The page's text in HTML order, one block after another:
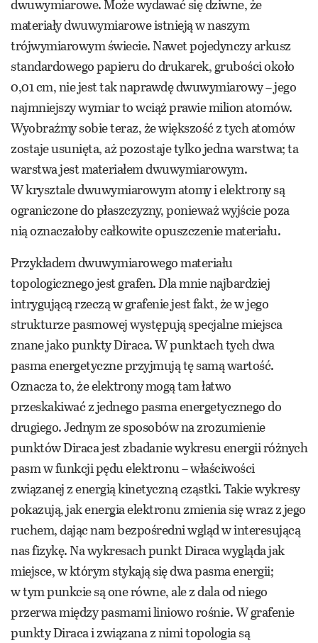
dwuwymiarowe. Może wydawać się dziwne, że
materiały dwuwymiarowe istnieją w naszym
trójwymiarowym świecie. Nawet pojedynczy arkusz
standardowego papieru do drukarek, grubości około
0,01 cm, nie jest tak naprawdę dwuwymiarowy – jego
najmniejszy wymiar to wciąż prawie milion atomów.
Wyobraźmy sobie teraz, że większość z tych atomów
zostaje usunięta, aż pozostaje tylko jedna warstwa; ta
warstwa jest materiałem dwuwymiarowym.
W krysztale dwuwymiarowym atomy i elektrony są
ograniczone do płaszczyzny, ponieważ wyjście poza
nią oznaczałoby całkowite opuszczenie materiału.
Przykładem dwuwymiarowego materiału
topologicznego jest grafen. Dla mnie najbardziej
intrygującą rzeczą w grafenie jest fakt, że w jego
strukturze pasmowej występują specjalne miejsca
znane jako punkty Diraca. W punktach tych dwa
pasma energetyczne przyjmują tę samą wartość.
Oznacza to, że elektrony mogą tam łatwo
przeskakiwać z jednego pasma energetycznego do
drugiego. Jednym ze sposobów na zrozumienie
punktów Diraca jest zbadanie wykresu energii różnych
pasm w funkcji pędu elektronu – właściwości
związanej z energią kinetyczną cząstki. Takie wykresy
pokazują, jak energia elektronu zmienia się wraz z jego
ruchem, dając nam bezpośredni wgląd w interesującą
nas fizykę. Na wykresach punkt Diraca wygląda jak
miejsce, w którym stykają się dwa pasma energii;
w tym punkcie są one równe, ale z dala od niego
przerwa między pasmami liniowo rośnie. W grafenie
punkty Diraca i związana z nimi topologia są